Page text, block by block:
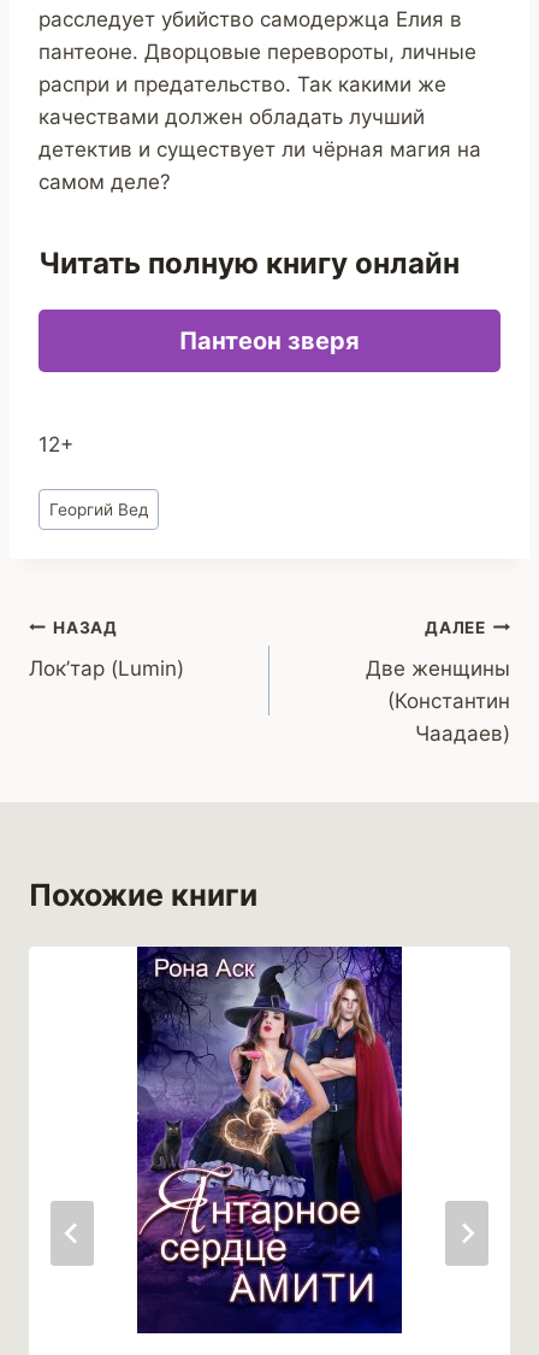
расследует убийство самодержца Елия в
пантеоне. Дворцовые перевороты, личные
распри и предательство. Так какими же
качествами должен обладать лучший
детектив и существует ли чёрная магия на
самом деле?
Читать полную книгу онлайн
Пантеон зверя
12+
Метки
записи:
Георгий Вед
Навигация
по
НАЗАД
Лок’тар (Lumin)
ДАЛЕЕ
Две женщины
(Константин
Чаадаев)
Похожие книги